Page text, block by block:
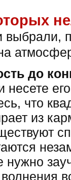
выбрали,
до
что
из
нужно